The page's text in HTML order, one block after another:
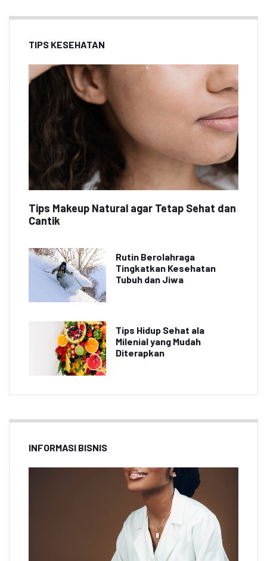
TIPS KESEHATAN
Tips Makeup Natural agar Tetap Sehat dan
Cantik
Rutin Berolahraga
Tingkatkan Kesehatan
Tubuh dan Jiwa
Tips Hidup Sehat ala
Milenial yang Mudah
Diterapkan
INFORMASI BISNIS